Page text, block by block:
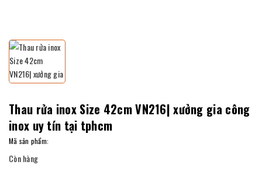
Thau rửa inox Size 42cm VN216| xưởng gia công
inox uy tín tại tphcm
Mã sản phẩm:
Còn hàng